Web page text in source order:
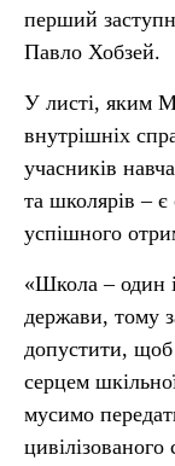
перший
Павло Хобзей.
У листі, яким
внутрішніх
учасників
та школярів –
успішного
«Школа – один
держави, тому
допустити, щоб
серцем
мусимо